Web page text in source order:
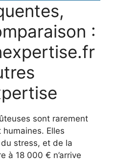
:
sont rarement
humaines. Elles
stress, et de la
à 18 000 € n’arrive